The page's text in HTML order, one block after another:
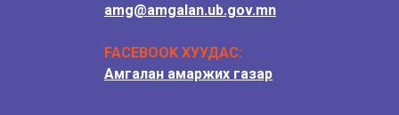
amg@amgalan.ub.gov.mn
FACEBOOK ХУУДАС:
Амгалан амаржих газар